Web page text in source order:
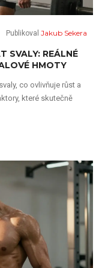
Publikoval Jakub Sekera
SVALY: REÁLNÉ
HMOTY
co ovlivňuje růst a
které skutečně